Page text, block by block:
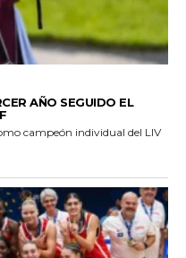
AÑO SEGUIDO EL
campeón individual del LIV